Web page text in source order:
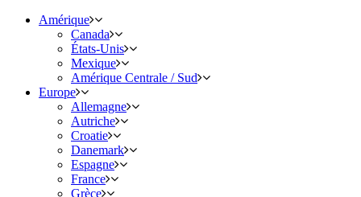
Amérique
Canada
États-Unis
Mexique
Amérique Centrale / Sud
Europe
Allemagne
Autriche
Croatie
Danemark
Espagne
France
Grèce